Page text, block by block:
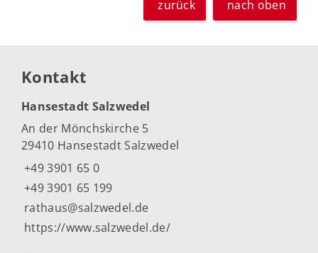
zurück nach oben
Kontakt
Hansestadt Salzwedel
An der Mönchskirche 5
29410 Hansestadt Salzwedel
+49 3901 65 0
+49 3901 65 199
rathaus@salzwedel.de
https://www.salzwedel.de/